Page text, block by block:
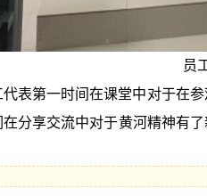
员
表第一时间在课堂中对于在
分享交流中对于黄河精神有